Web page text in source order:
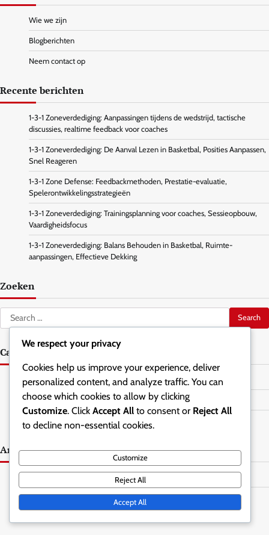
Wie we zijn
Blogberichten
Neem contact op
Recente berichten
1-3-1 Zoneverdediging: Aanpassingen tijdens de wedstrijd, tactische
discussies, realtime feedback voor coaches
1-3-1 Zoneverdediging: De Aanval Lezen in Basketbal, Posities Aanpassen,
Snel Reageren
1-3-1 Zone Defense: Feedbackmethoden, Prestatie-evaluatie,
Spelerontwikkelingsstrategieën
1-3-1 Zoneverdediging: Trainingsplanning voor coaches, Sessieopbouw,
Vaardigheidsfocus
1-3-1 Zoneverdediging: Balans Behouden in Basketbal, Ruimte-
aanpassingen, Effectieve Dekking
Zoeken
Search
for:
Categorieën
Coachingtechnieken voor 1-3-1 zoneverdediging
Spelerpositionering in 1-3-1 zoneverdediging
Verdedigingstrategieën in 1-3-1 zoneverdediging
Archief
January 2026
We respect your privacy
Cookies help us improve your experience, deliver
personalized content, and analyze traffic. You can
choose which cookies to allow by clicking
Customize. Click Accept All to consent or Reject All
to decline non-essential cookies.
Customize
Reject All
Accept All